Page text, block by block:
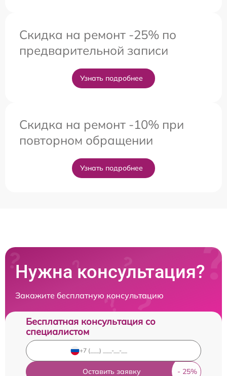
Скидка на ремонт -25% по
предварительной записи
Узнать подробнее
Скидка на ремонт -10% при
повторном обращении
Узнать подробнее
Нужна консультация?
Закажите бесплатную консультацию
Бесплатная консультация со
специалистом
Оставить заявку